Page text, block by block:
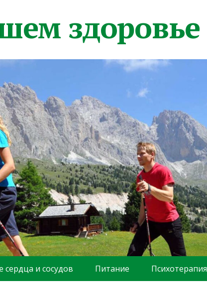
здоровье
сердца и сосудов Питание Психотерапия